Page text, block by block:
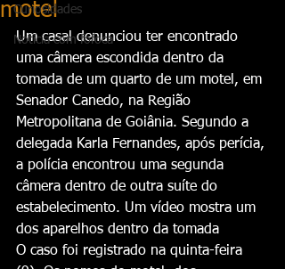
Curiosidades
Notícia com fofoca
motel
Um casal denunciou ter encontrado
uma câmera escondida dentro da
tomada de um quarto de um motel, em
Senador Canedo, na Região
Metropolitana de Goiânia. Segundo a
delegada Karla Fernandes, após perícia,
a polícia encontrou uma segunda
câmera dentro de outra suíte do
estabelecimento. Um vídeo mostra um
dos aparelhos dentro da tomada
O caso foi registrado na quinta-feira